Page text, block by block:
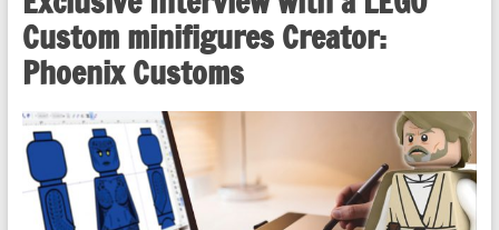
Custom minifigures Creator:
Phoenix Customs